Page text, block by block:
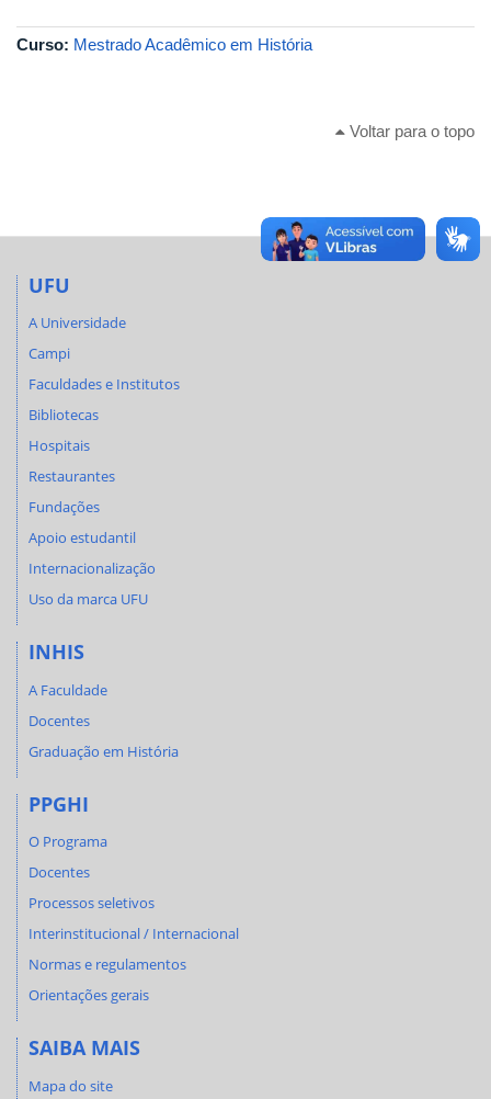
Curso: Mestrado Acadêmico em História
Voltar para o topo
UFU
A Universidade
Campi
Faculdades e Institutos
Bibliotecas
Hospitais
Restaurantes
Fundações
Apoio estudantil
Internacionalização
Uso da marca UFU
INHIS
A Faculdade
Docentes
Graduação em História
PPGHI
O Programa
Docentes
Processos seletivos
Interinstitucional / Internacional
Normas e regulamentos
Orientações gerais
SAIBA MAIS
Mapa do site